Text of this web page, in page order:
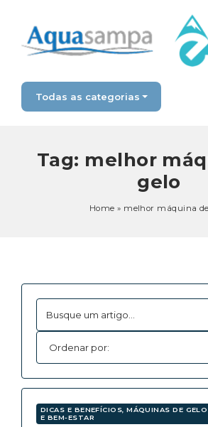
Todas as categorias
Tag: melhor
gelo
Home » melhor máquina
DICAS E BENEFÍCIOS, MÁQUINAS DE
E BEM-ESTAR